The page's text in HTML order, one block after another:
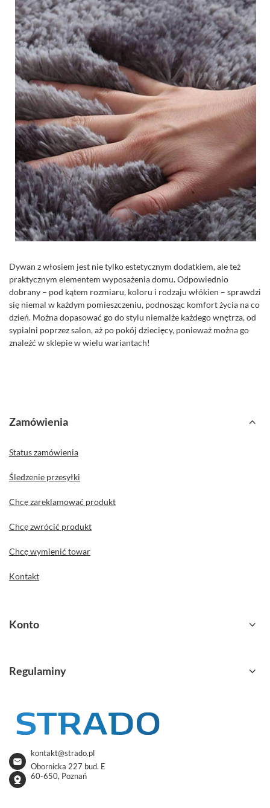
Dywan z włosiem jest nie tylko estetycznym dodatkiem, ale też
praktycznym elementem wyposażenia domu. Odpowiednio
dobrany – pod kątem rozmiaru, koloru i rodzaju włókien – sprawdzi
się niemal w każdym pomieszczeniu, podnosząc komfort życia na co
dzień. Można dopasować go do stylu niemalże każdego wnętrza, od
sypialni poprzez salon, aż po pokój dziecięcy, ponieważ można go
znaleźć w sklepie w wielu wariantach!
Zamówienia
Status zamówienia
Śledzenie przesyłki
Chcę zareklamować produkt
Chcę zwrócić produkt
Chcę wymienić towar
Kontakt
Konto
Regulaminy
kontakt@strado.pl
Obornicka 227 bud. E
60-650, Poznań